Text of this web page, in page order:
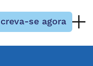
se agora